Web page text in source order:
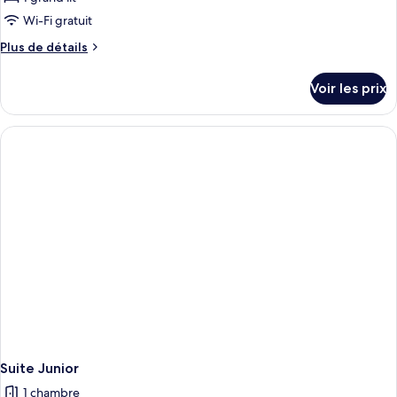
Wi-Fi gratuit
Plus de détails
Plus
le
type
de
Voir les prix
Suite Junior
1 chambre